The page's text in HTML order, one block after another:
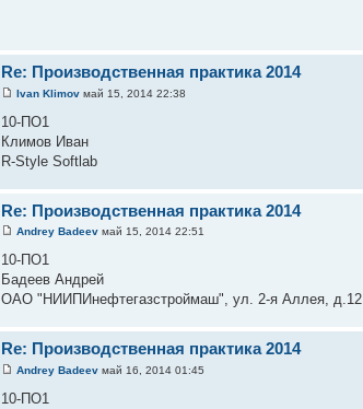
Re: Производственная практика 2014
Ivan Klimov май 15, 2014 22:38
10-ПО1
Климов Иван
R-Style Softlab
Re: Производственная практика 2014
Andrey Badeev май 15, 2014 22:51
10-ПО1
Бадеев Андрей
ОАО "НИИПИнефтегазстроймаш", ул. 2-я Аллея, д.12
Re: Производственная практика 2014
Andrey Badeev май 16, 2014 01:45
10-ПО1